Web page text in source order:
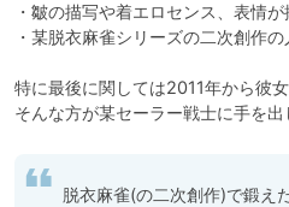
・皺の描写や着エロセンス、表情が
・某脱衣麻雀シリーズの二次創作の
特に最後に関しては2011年から彼
そんな方が某セーラー戦士に手を
脱衣麻雀(の二次創作)で鍛え